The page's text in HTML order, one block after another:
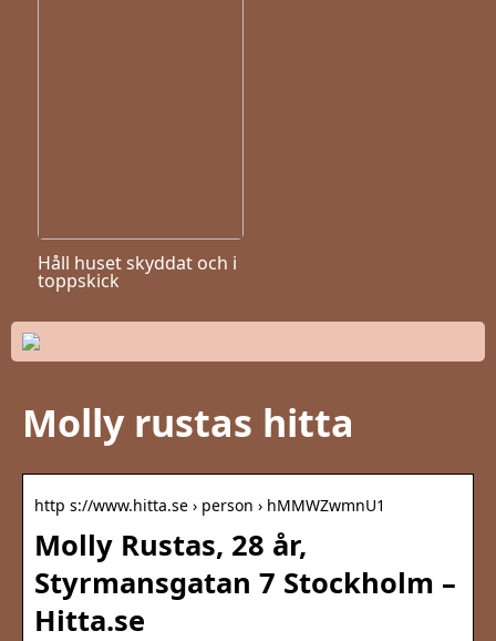
Håll huset skyddat och i
toppskick
Molly rustas hitta
http s://www.hitta.se › person › hMMWZwmnU1
Molly Rustas, 28 år,
Styrmansgatan 7 Stockholm –
Hitta.se